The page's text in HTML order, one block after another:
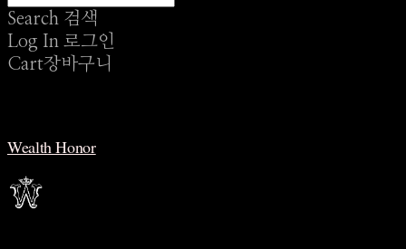
Search 검색
Log In 로그인
Cart장바구니
Wealth Honor